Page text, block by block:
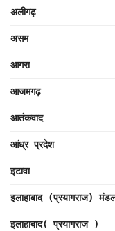
अलीगढ़
असम
आगरा
आजमगढ़
आतंकवाद
आंध्र प्रदेश
इटावा
इलाहाबाद (प्रयागराज)
इलाहाबाद( प्रयागराज )